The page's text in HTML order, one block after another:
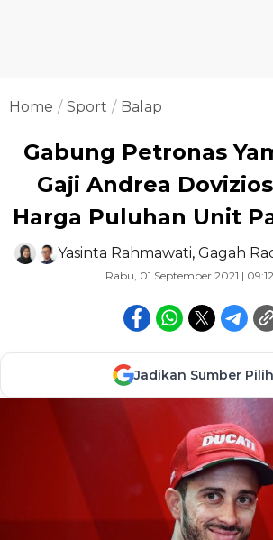
Home Sport Balap
Gabung Petronas
Gaji Andrea
Harga Puluhan Unit
Yasinta Rahmawati, Gagah
Rabu, 01 September 2021 |
Jadikan Sumber